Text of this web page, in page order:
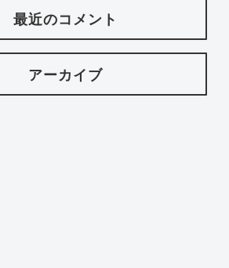
最近のコメント
アーカイブ